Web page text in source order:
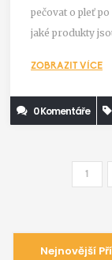
pečovat o pleť
jaké produkty
ZOBRAZIT VÍCE
0 Komentáře
1
Nejnovější